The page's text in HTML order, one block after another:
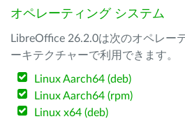
オペレーティング システム
LibreOffice 26.2.0は次のオペレー
ーキテクチャーで利用できます。
Linux Aarch64 (deb)
Linux Aarch64 (rpm)
Linux x64 (deb)